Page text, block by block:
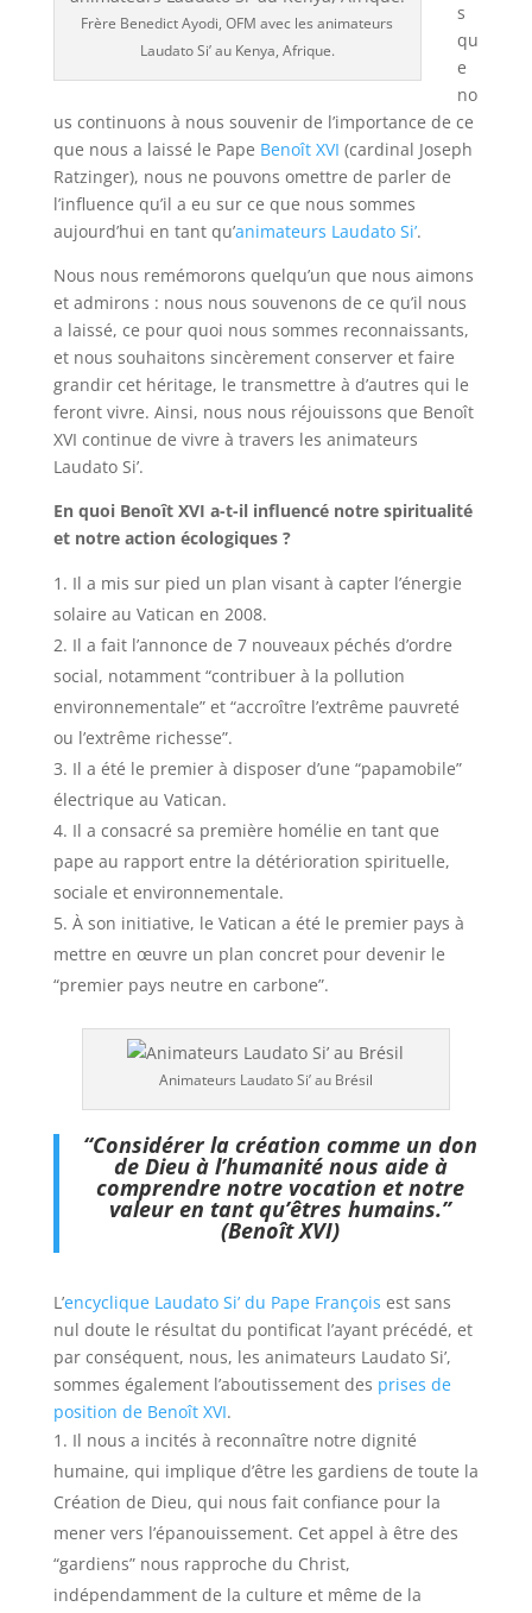
Frère Benedict Ayodi, OFM avec les animateurs
Laudato Si’ au Kenya, Afrique.
s
qu
e
no
us continuons à nous souvenir de l’importance de ce
que nous a laissé le Pape Benoît XVI (cardinal Joseph
Ratzinger), nous ne pouvons omettre de parler de
l’influence qu’il a eu sur ce que nous sommes
aujourd’hui en tant qu’animateurs Laudato Si’.
Nous nous remémorons quelqu’un que nous aimons
et admirons : nous nous souvenons de ce qu’il nous
a laissé, ce pour quoi nous sommes reconnaissants,
et nous souhaitons sincèrement conserver et faire
grandir cet héritage, le transmettre à d’autres qui le
feront vivre. Ainsi, nous nous réjouissons que Benoît
XVI continue de vivre à travers les animateurs
Laudato Si’.
En quoi Benoît XVI a-t-il influencé notre spiritualité
et notre action écologiques ?
Il a mis sur pied un plan visant à capter l’énergie
solaire au Vatican en 2008.
Il a fait l’annonce de 7 nouveaux péchés d’ordre
social, notamment “contribuer à la pollution
environnementale” et “accroître l’extrême pauvreté
ou l’extrême richesse”.
Il a été le premier à disposer d’une “papamobile”
électrique au Vatican.
Il a consacré sa première homélie en tant que
pape au rapport entre la détérioration spirituelle,
sociale et environnementale.
À son initiative, le Vatican a été le premier pays à
mettre en œuvre un plan concret pour devenir le
“premier pays neutre en carbone”.
Animateurs Laudato Si’ au Brésil
“Considérer la création comme un don
de Dieu à l’humanité nous aide à
comprendre notre vocation et notre
valeur en tant qu’êtres humains.”
(Benoît XVI)
L’encyclique Laudato Si’ du Pape François est sans
nul doute le résultat du pontificat l’ayant précédé, et
par conséquent, nous, les animateurs Laudato Si’,
sommes également l’aboutissement des prises de
position de Benoît XVI.
Il nous a incités à reconnaître notre dignité
humaine, qui implique d’être les gardiens de toute la
Création de Dieu, qui nous fait confiance pour la
mener vers l’épanouissement. Cet appel à être des
“gardiens” nous rapproche du Christ,
indépendamment de la culture et même de la